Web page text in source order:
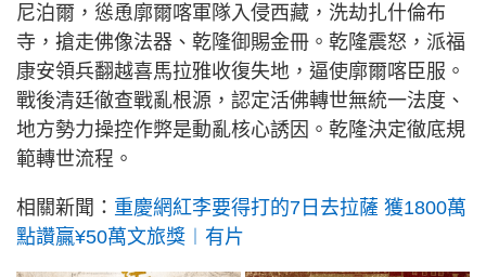
尼泊爾，慫恿廓爾喀軍隊入侵西藏，洗劫扎什倫布
寺，搶走佛像法器、乾隆御賜金冊。乾隆震怒，派福
康安領兵翻越喜馬拉雅收復失地，逼使廓爾喀臣服。
戰後清廷徹查戰亂根源，認定活佛轉世無統一法度、
地方勢力操控作弊是動亂核心誘因。乾隆決定徹底規
範轉世流程。
相關新聞： 重慶網紅李要得打的7日去拉薩 獲1800萬
點讚贏¥50萬文旅獎︱有片